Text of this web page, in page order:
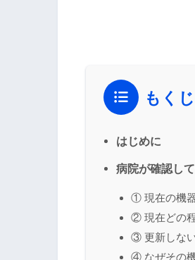
もくじ
はじめに
病院が確認し
① 現在の機
② 現在どの
③ 更新しな
④ なぜその